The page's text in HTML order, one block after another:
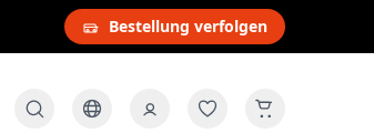
Bestellung verfolgen